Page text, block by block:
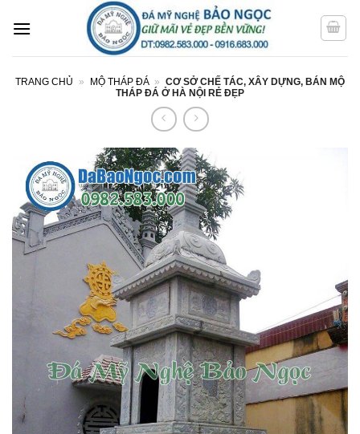
qua
TRANG CHỦ » MỘ THÁP ĐÁ » CƠ SỞ CHẾ TÁC, XÂY DỰNG, BÁN MỘ
THÁP ĐÁ Ở HÀ NỘI RẺ ĐẸP